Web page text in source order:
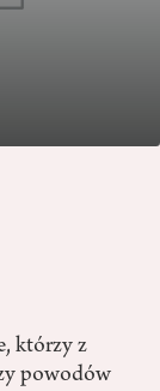
którzy z
powodów